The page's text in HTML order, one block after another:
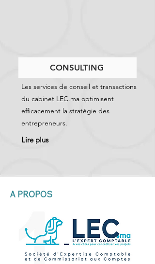
CONSULTING
Lire plus
Les services de conseil et transactions
du cabinet LEC.ma optimisent
efficacement la stratégie des
entrepreneurs.
A PROPOS